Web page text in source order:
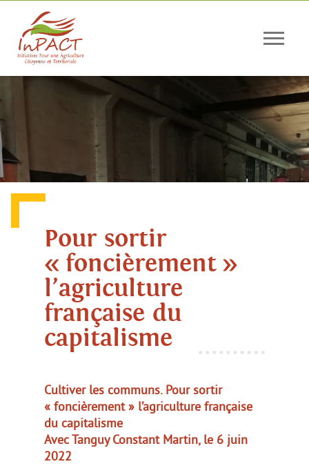
Pour sortir
« foncièrement »
l’agriculture
française du
capitalisme
Cultiver les communs. Pour sortir
« foncièrement » l’agriculture française
du capitalisme
Avec Tanguy Constant Martin, le 6 juin
2022
Panneau de gestion des cookies